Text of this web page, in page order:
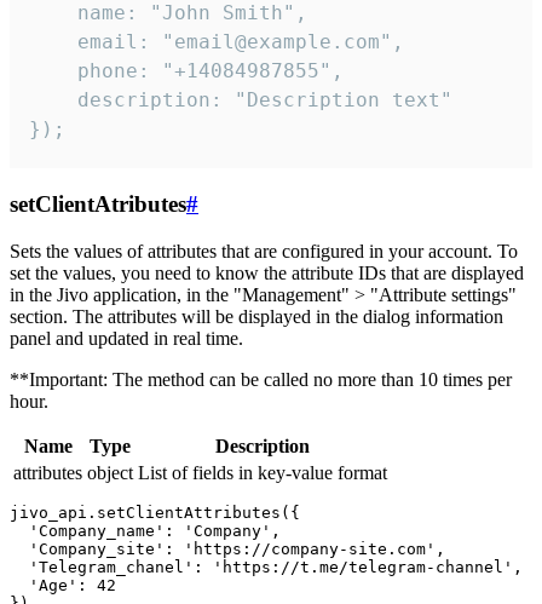
    name: "John Smith",
    email: "email@example.com",
    phone: "+14084987855",
    description: "Description text"
});
setClientAtributes#
Sets the values ​​of attributes that are configured in your account. To
set the values, you need to know the attribute IDs that are displayed
in the Jivo application, in the "Management" > "Attribute settings"
section. The attributes will be displayed in the dialog information
panel and updated in real time.
**Important: The method can be called no more than 10 times per
hour.
Name Type
Description
attributes object List of fields in key-value format
jivo_api.setClientAttributes({
  'Company_name': 'Company',
  'Company_site': 'https://company-site.com',
  'Telegram_chanel': 'https://t.me/telegram-channel',
  'Age': 42